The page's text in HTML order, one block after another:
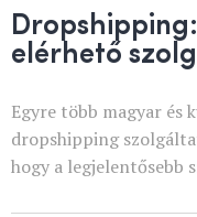
elérhető
Egyre több magyar
dropshipping
hogy a legjelentősebb